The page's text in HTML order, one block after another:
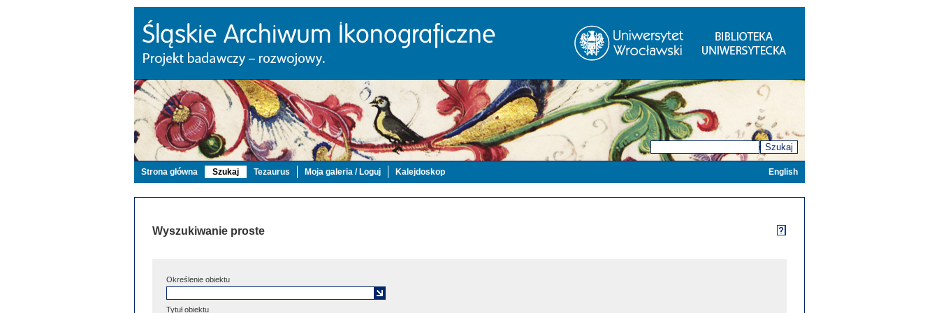
Szukaj
Strona główna Szukaj Tezaurus Moja galeria / Loguj Kalejdoskop English
Wyszukiwanie proste
Określenie obiektu
Tytuł obiektu